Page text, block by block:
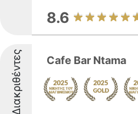
8.6
Διακριθέντες Cafe Bar Ntama